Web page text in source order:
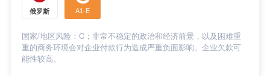
俄罗斯 A1-E
国家/地区风险：C；非常不稳定的政治和经济前景，以及困难重
重的商务环境会对企业付款行为造成严重负面影响。企业欠款可
能性较高。